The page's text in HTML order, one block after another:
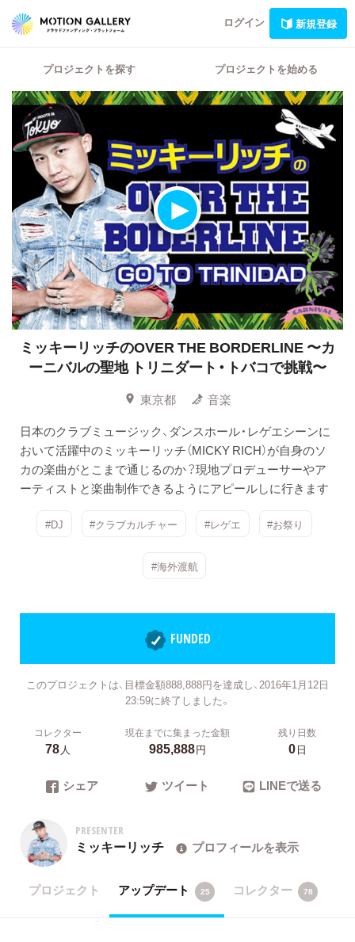
ログイン 新規登録
プロジェクトを探す プロジェクトを始める
ミッキーリッチのOVER THE BORDERLINE 〜カ
ーニバルの聖地 トリニダート・トバコで挑戦〜
東京都
音楽
日本のクラブミュージック、ダンスホール・レゲエシーンに
おいて活躍中のミッキーリッチ（MICKY RICH）が自身のソ
カの楽曲がとこまで通じるのか？現地プロデューサーやア
ーティストと楽曲制作できるようにアピールしに行きます
#DJ #クラブカルチャー #レゲエ #お祭り
#海外渡航
FUNDED
このプロジェクトは、目標金額888,888円を達成し、2016年1月12日
23:59に終了しました。
コレクター
78人
現在までに集まった金額
985,888円
残り日数
0日
シェア ツイート LINEで送る
PRESENTER
ミッキーリッチ プロフィールを表示
プロジェクト アップデート 25 コレクター 78